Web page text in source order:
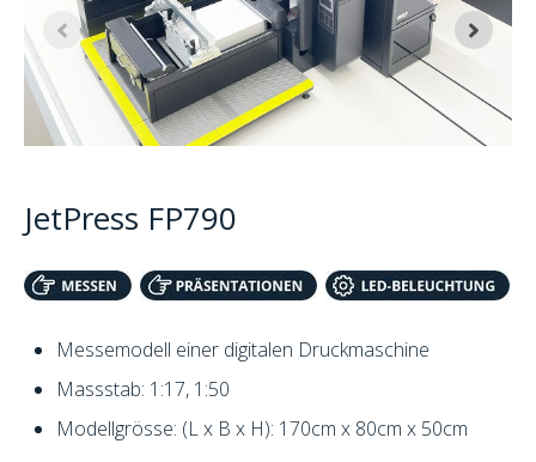
JetPress FP790
Messemodell einer digitalen Druckmaschine
Massstab: 1:17, 1:50
Modellgrösse: (L x B x H): 170cm x 80cm x 50cm